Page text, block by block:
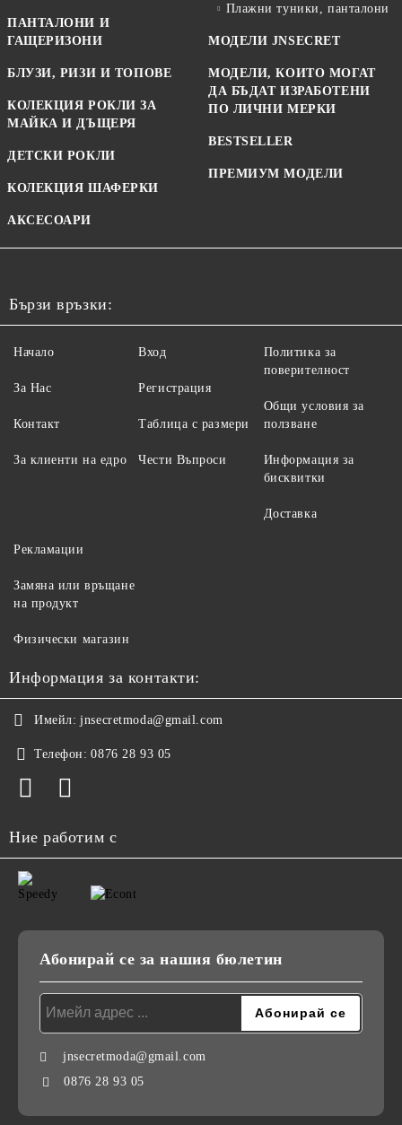
ПАНТАЛОНИ И
ГАЩЕРИЗОНИ
БЛУЗИ, РИЗИ И ТОПОВЕ
КОЛЕКЦИЯ РОКЛИ ЗА
МАЙКА И ДЪЩЕРЯ
ДЕТСКИ РОКЛИ
КОЛЕКЦИЯ ШАФЕРКИ
АКСЕСОАРИ
Плажни туники, панталони
МОДЕЛИ JNSECRET
МОДЕЛИ, КОИТО МОГАТ
ДА БЪДАТ ИЗРАБОТЕНИ
ПО ЛИЧНИ МЕРКИ
BESTSELLER
ПРЕМИУМ МОДЕЛИ
Бързи връзки:
Начало
За Нас
Контакт
За клиенти на едро
Вход
Регистрация
Таблица с размери
Чести Въпроси
Политика за
поверителност
Общи условия за
ползване
Информация за
бисквитки
Доставка
Рекламации
Замяна или връщане
на продукт
Физически магазин
Информация за контакти:
Имейл: jnsecretmoda@gmail.com
Телефон: 0876 28 93 05
Ние работим с
Абонирай се за нашия бюлетин
jnsecretmoda@gmail.com
0876 28 93 05